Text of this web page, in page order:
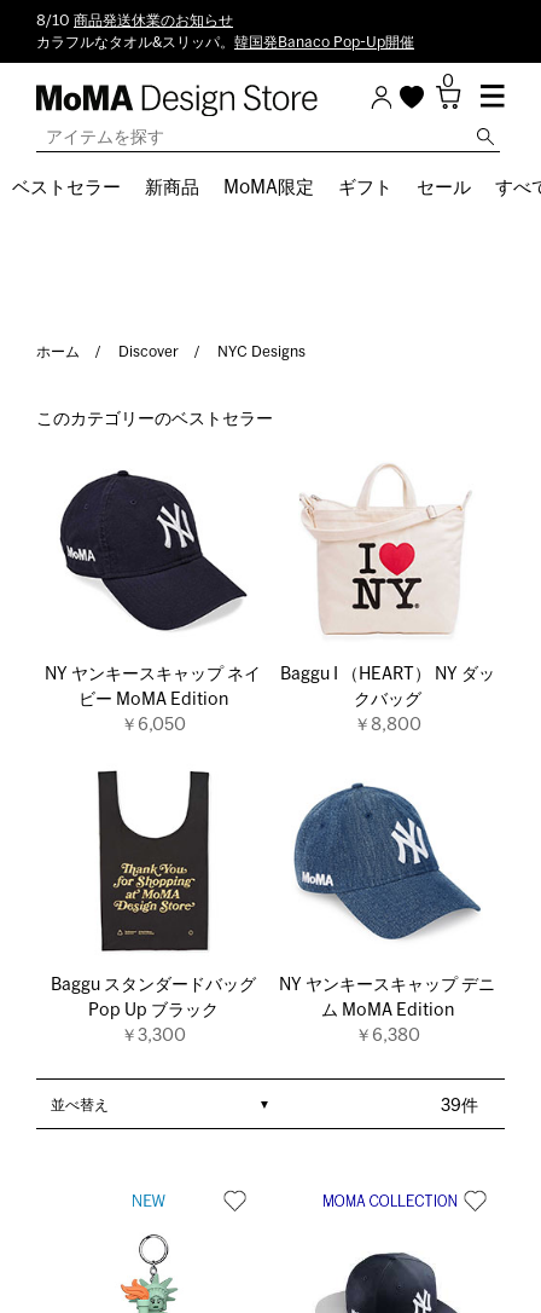
8/10 商品発送休業のお知らせ
カラフルなタオル&スリッパ。 韓国発Banaco Pop-Up開催
0
ベストセラー 新商品 MoMA限定 ギフト セール すべ
ホーム Discover NYC Designs
このカテゴリーのベストセラー
NY ヤンキースキャップ ネイ
ビー MoMA Edition
￥6,050
Baggu I （HEART） NY ダッ
クバッグ
￥8,800
Baggu スタンダードバッグ
Pop Up ブラック
￥3,300
NY ヤンキースキャップ デニ
ム MoMA Edition
￥6,380
39件
並べ替え